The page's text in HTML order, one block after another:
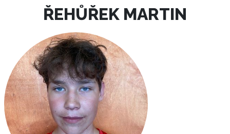
ŘEHŮŘEK MARTIN